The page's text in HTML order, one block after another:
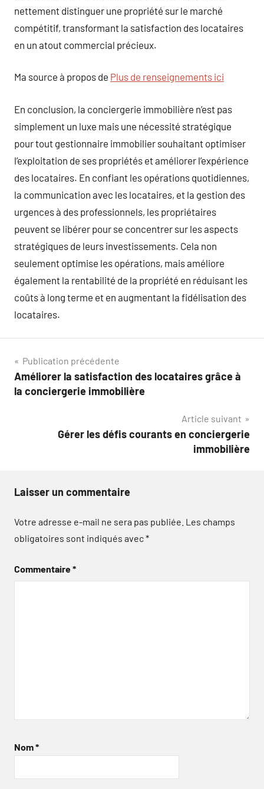
nettement distinguer une propriété sur le marché
compétitif, transformant la satisfaction des locataires
en un atout commercial précieux.
Ma source à propos de Plus de renseignements ici
En conclusion, la conciergerie immobilière n’est pas
simplement un luxe mais une nécessité stratégique
pour tout gestionnaire immobilier souhaitant optimiser
l’exploitation de ses propriétés et améliorer l’expérience
des locataires. En confiant les opérations quotidiennes,
la communication avec les locataires, et la gestion des
urgences à des professionnels, les propriétaires
peuvent se libérer pour se concentrer sur les aspects
stratégiques de leurs investissements. Cela non
seulement optimise les opérations, mais améliore
également la rentabilité de la propriété en réduisant les
coûts à long terme et en augmentant la fidélisation des
locataires.
Navigation
de
Publication précédente
Améliorer la satisfaction des locataires grâce à
la conciergerie immobilière
Article suivant
Gérer les défis courants en conciergerie
immobilière
Laisser un commentaire
Votre adresse e-mail ne sera pas publiée. Les champs
obligatoires sont indiqués avec*
Commentaire*
Nom*